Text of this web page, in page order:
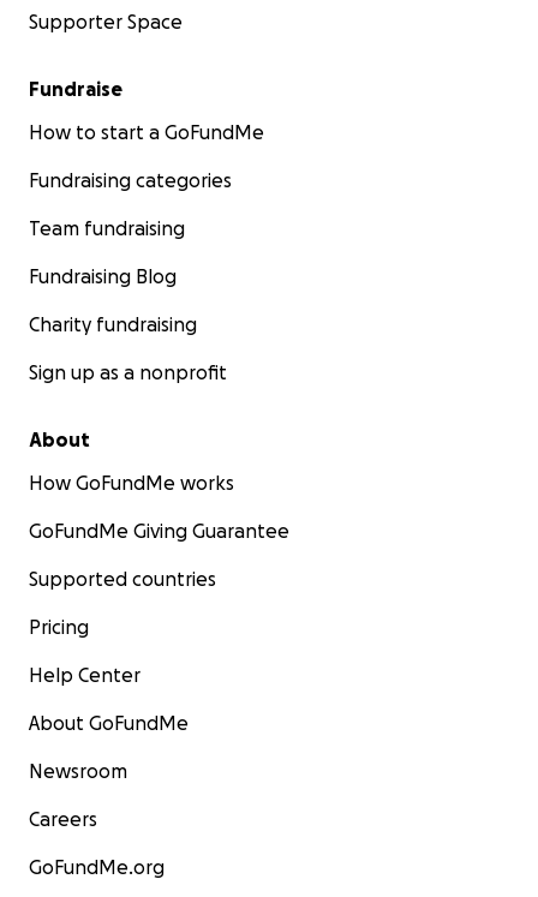
Supporter Space
Fundraise
How to start a GoFundMe
Fundraising categories
Team fundraising
Fundraising Blog
Charity fundraising
Sign up as a nonprofit
About
How GoFundMe works
GoFundMe Giving Guarantee
Supported countries
Pricing
Help Center
About GoFundMe
Newsroom
Careers
GoFundMe.org